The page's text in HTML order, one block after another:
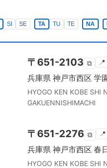
SI SE TA TU TE NA
〒 651-2103 ⧉ 📍
兵庫県 神戸市西区 学
HYOGO KEN KOBE SHI
GAKUENNISHIMACHI
〒 651-2276 ⧉ 📍
兵庫県 神戸市西区 春
HYOGO KEN KOBE SHI